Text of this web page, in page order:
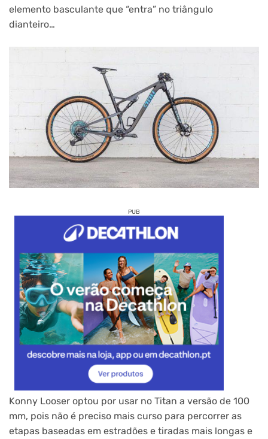
elemento basculante que “entra” no triângulo
dianteiro…
PUB
Konny Looser optou por usar no Titan a versão de 100
mm, pois não é preciso mais curso para percorrer as
etapas baseadas em estradões e tiradas mais longas e